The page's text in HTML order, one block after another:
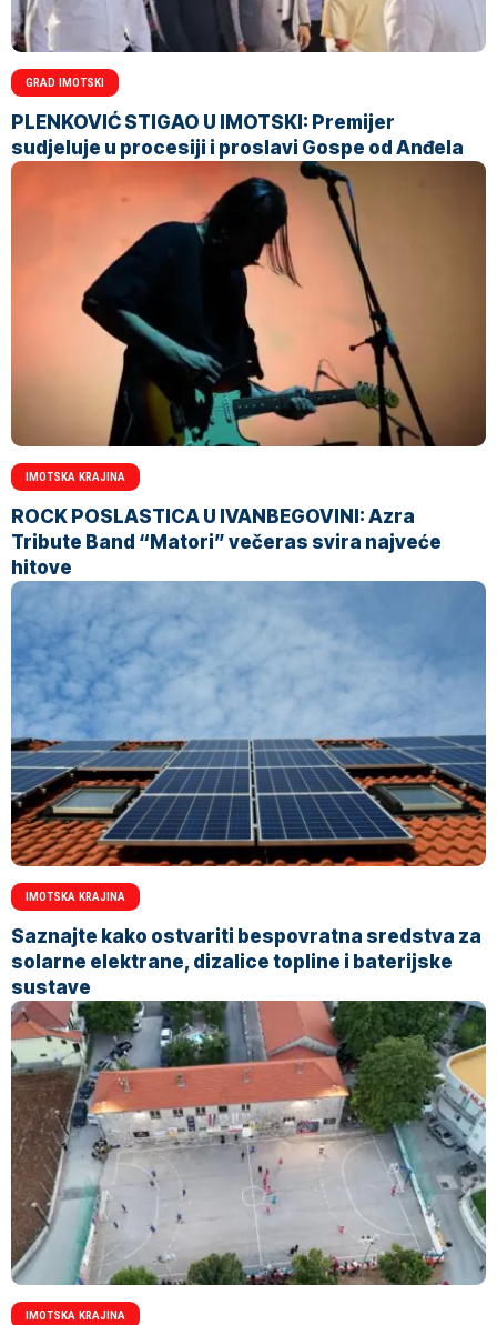
GRAD IMOTSKI
PLENKOVIĆ STIGAO U IMOTSKI: Premijer
sudjeluje u procesiji i proslavi Gospe od Anđela
IMOTSKA KRAJINA
ROCK POSLASTICA U IVANBEGOVINI: Azra
Tribute Band “Matori” večeras svira najveće
hitove
IMOTSKA KRAJINA
Saznajte kako ostvariti bespovratna sredstva za
solarne elektrane, dizalice topline i baterijske
sustave
IMOTSKA KRAJINA